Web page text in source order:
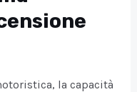
la capacità